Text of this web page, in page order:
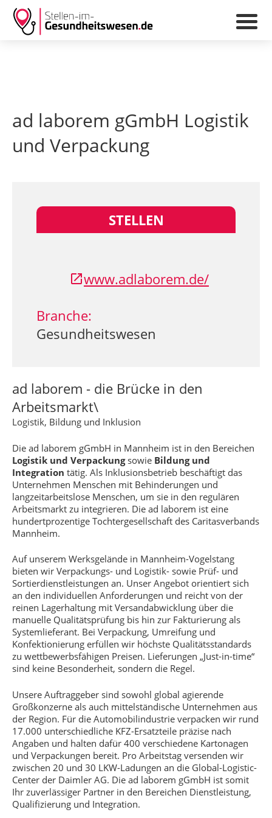
ad laborem gGmbH Logistik
und Verpackung
ad laborem - die Brücke in den
Arbeitsmarkt\
Logistik, Bildung und Inklusion
Die ad laborem gGmbH in Mannheim ist in den Bereichen
Logistik und Verpackungsowie Bildung und
Integration tätig. Als Inklusionsbetrieb beschäftigt das
Unternehmen Menschen mit Behinderungen und
langzeitarbeitslose Menschen, um sie in den regulären
Arbeitsmarkt zu integrieren. Die ad laborem ist eine
hundertprozentige Tochtergesellschaft des Caritasverbands
Mannheim.
Auf unserem Werksgelände in Mannheim-Vogelstang
bieten wir Verpackungs- und Logistik- sowie Prüf- und
Sortierdienstleistungen an. Unser Angebot orientiert sich
an den individuellen Anforderungen und reicht von der
reinen Lagerhaltung mit Versandabwicklung über die
manuelle Qualitätsprüfung bis hin zur Fakturierung als
Systemlieferant. Bei Verpackung, Umreifung und
Konfektionierung erfüllen wir höchste Qualitätsstandards
zu wettbewerbsfähigen Preisen. Lieferungen „Just-in-time“
sind keine Besonderheit, sondern die Regel.
Unsere Auftraggeber sind sowohl global agierende
Großkonzerne als auch mittelständische Unternehmen aus
der Region. Für die Automobilindustrie verpacken wir rund
17.000 unterschiedliche KFZ-Ersatzteile präzise nach
Angaben und halten dafür 400 verschiedene Kartonagen
und Verpackungen bereit. Pro Arbeitstag versenden wir
zwischen 20 und 30 LKW-Ladungen an die Global-Logistic-
Center der Daimler AG. Die ad laborem gGmbH ist somit
Ihr zuverlässiger Partner in den Bereichen Dienstleistung,
Qualifizierung und Integration.
STELLEN
www.adlaborem.de/
Branche:
Gesundheitswesen